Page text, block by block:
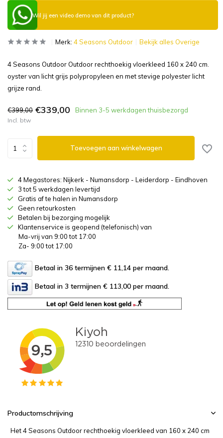
Wil jij een video demo van dit product?
Merk: 4 Seasons Outdoor Bekijk alles Overige
4 Seasons Outdoor Outdoor rechthoekig vloerkleed 160 x 240 cm.
oyster van licht grijs polypropyleen en met stevige polyester licht
grijze rand.
€399,00 €339,00 Binnen 3-5 werkdagen thuisbezorgd
Incl. btw
Toevoegen aan winkelwagen
4 Megastores: Nijkerk - Numansdorp - Leiderdorp - Eindhoven
3 tot 5 werkdagen levertijd
Gratis af te halen in Numansdorp
Geen retourkosten
Betalen bij bezorging mogelijk
Klantenservice is geopend (telefonisch) van
Ma-vrij van 9:00 tot 17:00
Za- 9:00 tot 17:00
Betaal in 36 termijnen € 11,14 per maand.
Betaal in 3 termijnen € 113,00 per maand.
Productomschrijving
Het 4 Seasons Outdoor rechthoekig vloerkleed van 160 x 240 cm